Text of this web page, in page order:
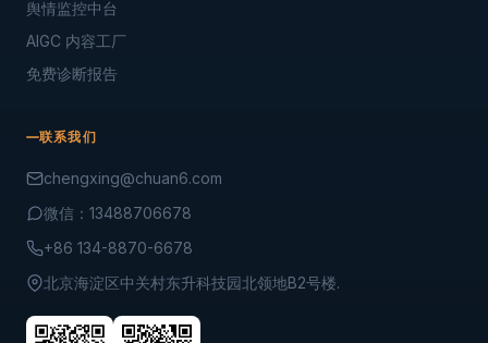
舆情监控中台
AIGC 内容工厂
免费诊断报告
联系我们
chengxing@chuan6.com
微信：13488706678
+86 134-8870-6678
北京海淀区中关村东升科技园北领地B2号楼.